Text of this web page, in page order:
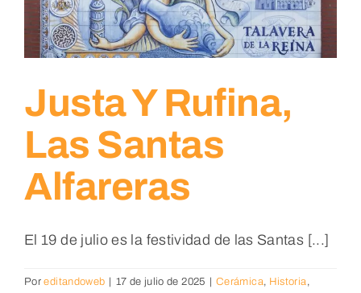
Justa Y Rufina,
Las Santas
Alfareras
El 19 de julio es la festividad de las Santas [...]
Poreditandoweb 17 de julio de 2025 Cerámica, Historia,